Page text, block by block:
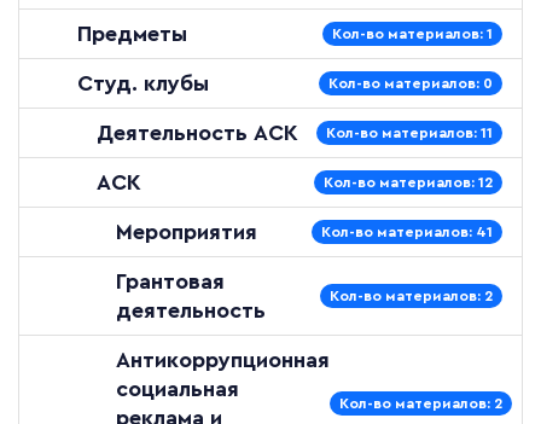
Предметы Кол-во материалов: 1
Студ. клубы Кол-во материалов: 0
Деятельность АСК Кол-во материалов: 11
АСК Кол-во материалов: 12
Мероприятия Кол-во материалов: 41
Грантовая
деятельность
Кол-во материалов: 2
Антикоррупционная
социальная
реклама и
Кол-во материалов: 2